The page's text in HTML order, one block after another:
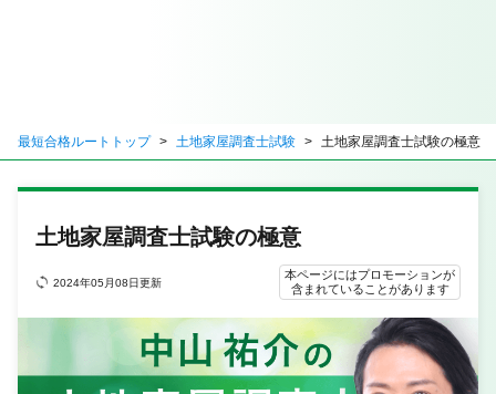
最短合格ルートトップ 土地家屋調査士試験 土地家屋調査士試験の極意
土地家屋調査士試験の極意
2024年05月08日更新
本ページにはプロモーションが
含まれていることがあります